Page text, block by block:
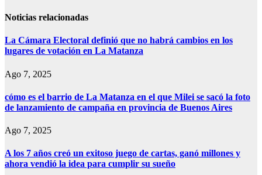
Noticias relacionadas
La Cámara Electoral definió que no habrá cambios en los
lugares de votación en La Matanza
Ago 7, 2025
cómo es el barrio de La Matanza en el que Milei se sacó la foto
de lanzamiento de campaña en provincia de Buenos Aires
Ago 7, 2025
A los 7 años creó un exitoso juego de cartas, ganó millones y
ahora vendió la idea para cumplir su sueño